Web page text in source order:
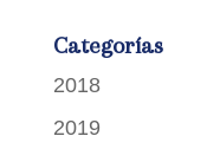
Categorías
2018
2019